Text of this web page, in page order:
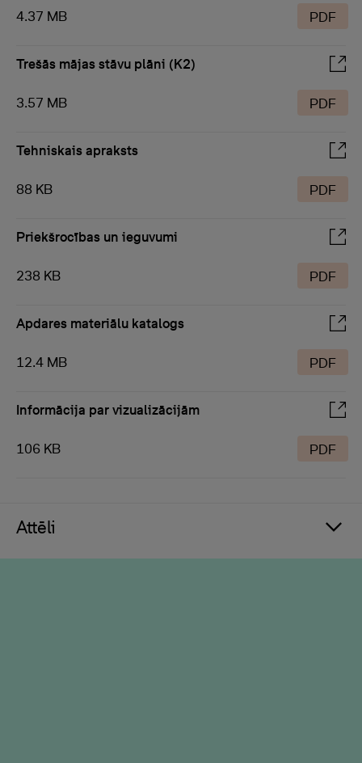
4.37 MB PDF
Trešās mājas stāvu plāni (K2)
3.57 MB PDF
Tehniskais apraksts
88 KB PDF
Priekšrocības un ieguvumi
238 KB PDF
Apdares materiālu katalogs
12.4 MB PDF
Informācija par vizualizācijām
106 KB PDF
Attēli